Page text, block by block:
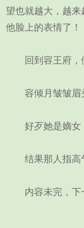
望也就越大，越来
他脸上的表情了！
回到容王府，便
容倾月皱皱眉
好歹她是嫡女，
结果那人指高气
内容未完，下